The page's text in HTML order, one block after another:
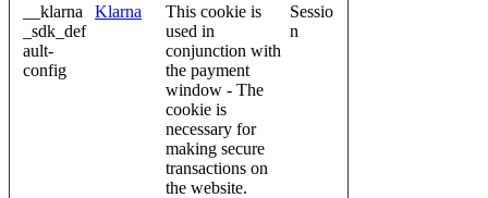
__klarna
_sdk_def
ault-
config
Klarna
This cookie is
used in
conjunction with
the payment
window - The
cookie is
necessary for
making secure
transactions on
the website.
Sessio
n